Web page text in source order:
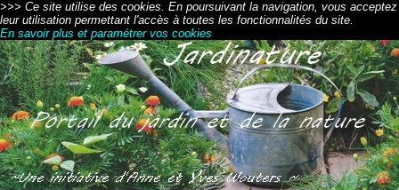
>>> Ce site utilise des cookies. En poursuivant la navigation, vous acceptez
leur utilisation permettant l'accès à toutes les fonctionnalités du site.
En savoir plus et paramétrer vos cookies